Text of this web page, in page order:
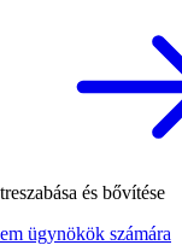
és bővítése
ügynökök számára